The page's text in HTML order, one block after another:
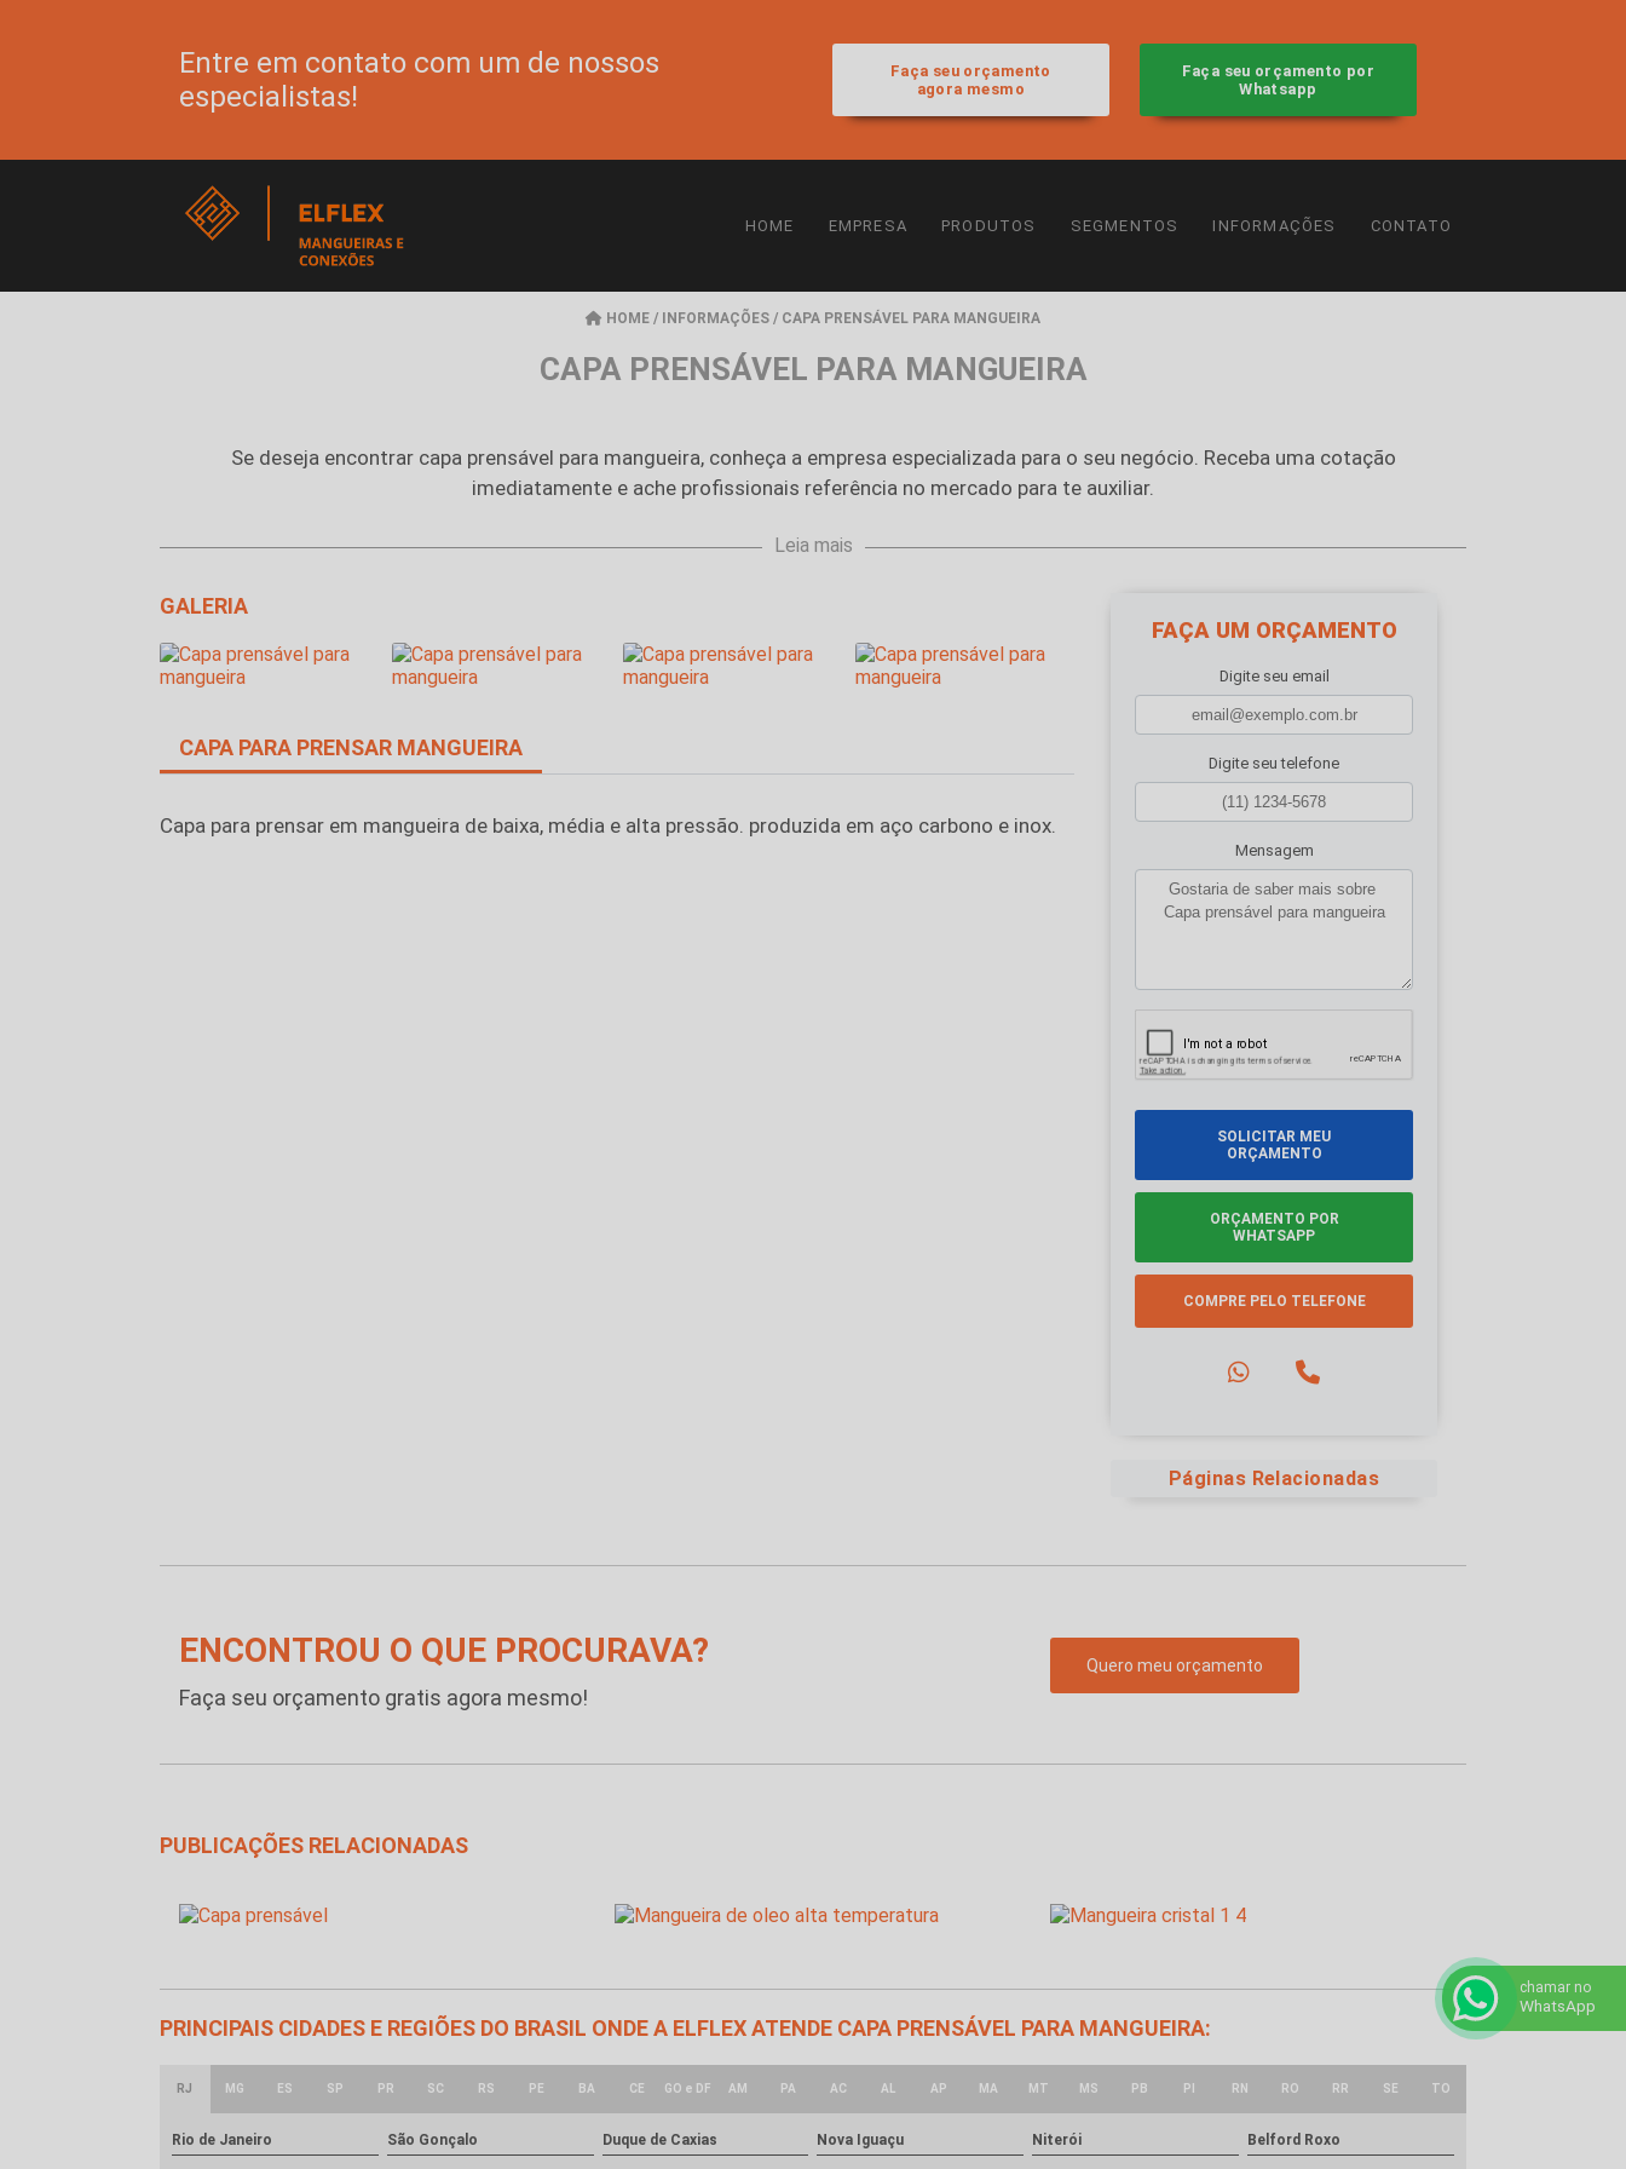
Entre em contato com um de nossos
especialistas!
Faça seu orçamento
agora mesmo
Faça seu orçamento por
Whatsapp
HOME EMPRESA PRODUTOS SEGMENTOS INFORMAÇÕES CONTATO
HOME / INFORMAÇÕES / CAPA PRENSÁVEL PARA MANGUEIRA
CAPA PRENSÁVEL PARA MANGUEIRA
Se deseja encontrar capa prensável para mangueira, conheça a empresa especializada para o seu negócio. Receba uma cotação
imediatamente e ache profissionais referência no mercado para te auxiliar.
Leia mais
GALERIA
CAPA PARA PRENSAR MANGUEIRA
Capa para prensar em mangueira de baixa, média e alta pressão. produzida em aço carbono e inox.
FAÇA UM ORÇAMENTO
Digite seu email
Digite seu telefone
Mensagem
SOLICITAR MEU
ORÇAMENTO
ORÇAMENTO POR
WHATSAPP
COMPRE PELO TELEFONE
Páginas Relacionadas
ENCONTROU O QUE PROCURAVA?
Faça seu orçamento gratis agora mesmo!
Quero meu orçamento
PUBLICAÇÕES RELACIONADAS
PRINCIPAIS CIDADES E REGIÕES DO BRASIL ONDE A ELFLEX ATENDE CAPA PRENSÁVEL PARA MANGUEIRA:
RJ MG ES SP PR SC RS PE BA CE GO e DF AM PA AC AL AP MA MT MS PB PI RN RO RR SE TO
Rio de Janeiro São Gonçalo Duque de Caxias Nova Iguaçu Niterói Belford Roxo
chamar no
WhatsApp